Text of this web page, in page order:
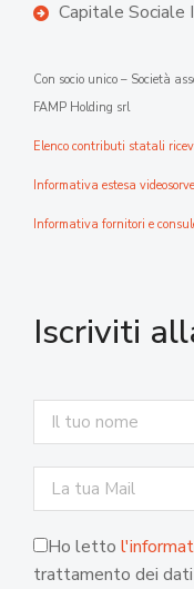
Capitale Sociale
Con socio unico – Società
FAMP Holding srl
Elenco contributi statali
Informativa estesa
Informativa fornitori e
Iscriviti
Ho letto
trattamento dei dati